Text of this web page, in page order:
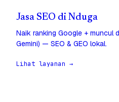
Jasa SEO di Nduga
Naik ranking Google + muncul
Gemini) — SEO & GEO lokal.
Lihat layanan →